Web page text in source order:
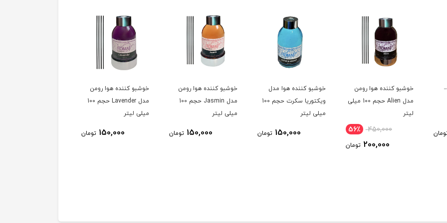
خوشبو کننده هوا رومن
مدل Alien حجم 100 میلی
لیتر
450,000 56٪
200,000 تومان
خوشبو کننده هوا مدل
ویکتوریا سکرت حجم 100
میلی لیتر
150,000 تومان
خوشبو کننده هوا رومن
مدل Jasmin حجم 100
میلی لیتر
150,000 تومان
خوشبو کننده هوا رومن
مدل Lavender حجم 100
میلی لیتر
150,000 تومان